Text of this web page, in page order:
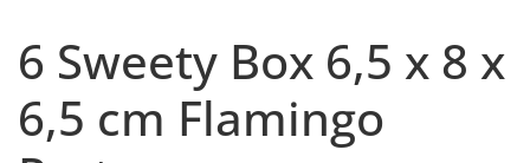
6 Sweety Box 6,5 x 8 x
6,5 cm Flamingo